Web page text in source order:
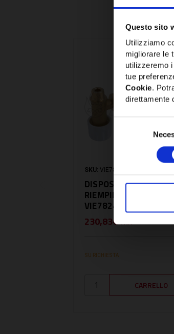
Questo sito
Utilizziamo
migliorare le
utilizzeremo
tue
Cookie.
direttamente
SKU: VIE7824522
DISPOSITIVO DI
RIEMPIMENTO -
VIE7824522
230,83€+ IVA
SU RICHIESTA